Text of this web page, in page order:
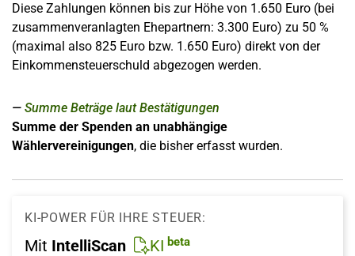
Diese Zahlungen können bis zur Höhe von 1.650 Euro (bei
zusammenveranlagten Ehepartnern: 3.300 Euro) zu 50 %
(maximal also 825 Euro bzw. 1.650 Euro) direkt von der
Einkommensteuerschuld abgezogen werden.
Summe Beträge laut Bestätigungen
Summe der Spenden an unabhängige
Wählervereinigungen, die bisher erfasst wurden.
KI-POWER FÜR IHRE STEUER:
Mit IntelliScan KI beta